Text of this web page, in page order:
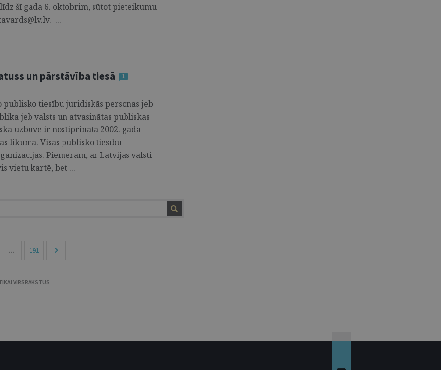
šī gada 6. oktobrim, sūtot pieteikumu
...
un pārstāvība tiesā
1
tiesību juridiskās personas jeb
jeb valsts un atvasinātas publiskas
uzbūve ir nostiprināta 2002. gadā
likumā. Visas publisko tiesību
Piemēram, ar Latvijas valsti
vietu kartē, bet ...
... 191
VIRSRAKSTUS